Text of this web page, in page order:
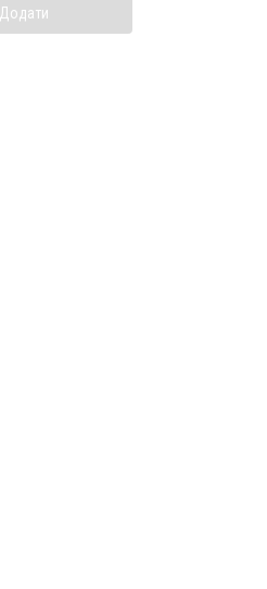
Додати